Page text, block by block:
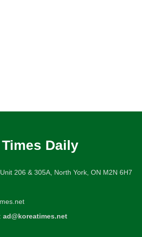
Daily
206 & 305A, North York, ON M2N 6H7
ad@koreatimes.net